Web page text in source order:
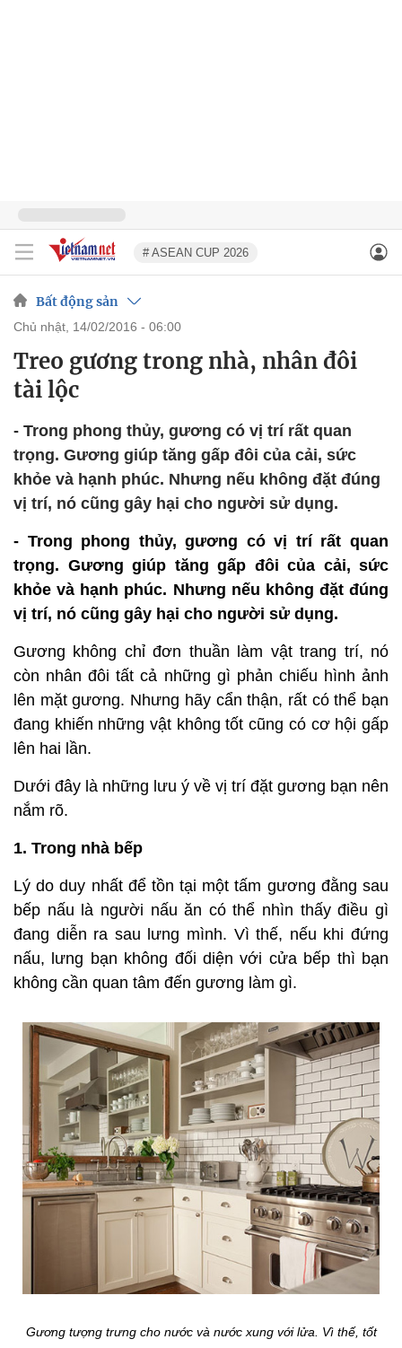
# ASEAN CUP 2026
Bất động sản
chủ nhật, 14/02/2016 - 06:00
Treo gương trong nhà, nhân đôi
tài lộc
- Trong phong thủy, gương có vị trí rất quan
trọng. Gương giúp tăng gấp đôi của cải, sức
khỏe và hạnh phúc. Nhưng nếu không đặt đúng
vị trí, nó cũng gây hại cho người sử dụng.
- Trong phong thủy, gương có vị trí rất quan
trọng. Gương giúp tăng gấp đôi của cải, sức
khỏe và hạnh phúc. Nhưng nếu không đặt đúng
vị trí, nó cũng gây hại cho người sử dụng.
Gương không chỉ đơn thuần làm vật trang trí, nó
còn nhân đôi tất cả những gì phản chiếu hình ảnh
lên mặt gương. Nhưng hãy cẩn thận, rất có thể bạn
đang khiến những vật không tốt cũng có cơ hội gấp
lên hai lần.
Dưới đây là những lưu ý về vị trí đặt gương bạn nên
nắm rõ.
1. Trong nhà bếp
Lý do duy nhất để tồn tại một tấm gương đằng sau
bếp nấu là người nấu ăn có thể nhìn thấy điều gì
đang diễn ra sau lưng mình. Vì thế, nếu khi đứng
nấu, lưng bạn không đối diện với cửa bếp thì bạn
không cần quan tâm đến gương làm gì.
Gương tượng trưng cho nước và nước xung với lửa. Vì thế, tốt